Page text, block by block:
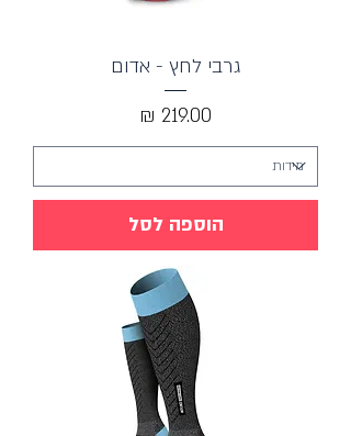
גרבי לחץ - אדום
מחיר
הוספה לסל